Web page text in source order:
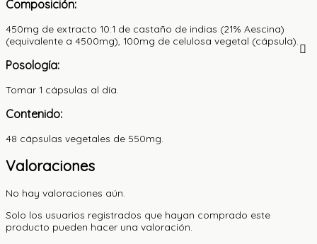
Composición:
450mg de extracto 10:1 de castaño de indias (21% Aescina)
(equivalente a 4500mg), 100mg de celulosa vegetal (cápsula).
Posología:
Tomar 1 cápsulas al día.
Contenido:
48 cápsulas vegetales de 550mg.
Valoraciones
No hay valoraciones aún.
Solo los usuarios registrados que hayan comprado este
producto pueden hacer una valoración.